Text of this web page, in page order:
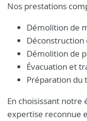
Nos prestations
Démolition de
Déconstruction
Démolition de
Évacuation et
Préparation du
En choisissant notre
expertise reconnue